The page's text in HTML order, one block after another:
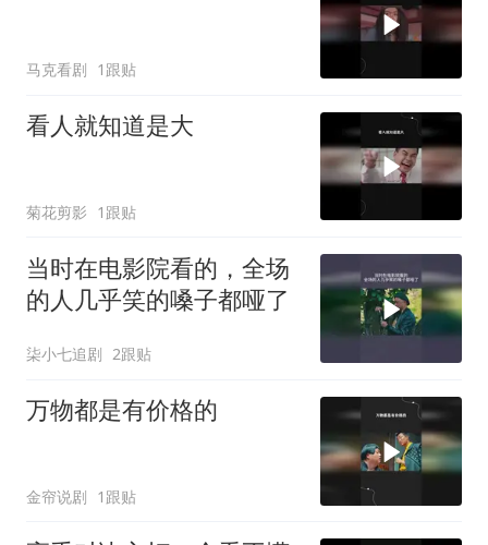
马克看剧 1跟贴
看人就知道是大
菊花剪影 1跟贴
当时在电影院看的，全场
的人几乎笑的嗓子都哑了
柒小七追剧 2跟贴
万物都是有价格的
金帘说剧 1跟贴